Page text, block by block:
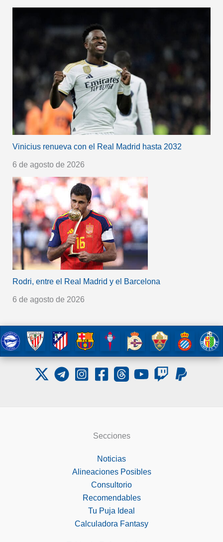
Vinicius renueva con el Real Madrid hasta 2032
6 de agosto de 2026
Rodri, entre el Real Madrid y el Barcelona
6 de agosto de 2026
Secciones
Noticias
Alineaciones Posibles
Consultorio
Recomendables
Tu Puja Ideal
Calculadora Fantasy